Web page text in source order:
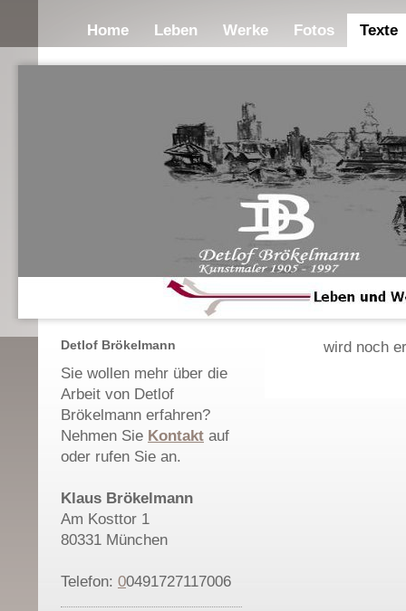
Home Leben Werke Fotos Texte
Detlof Brökelmann
Sie wollen mehr über die
Arbeit von Detlof
Brökelmann erfahren?
Nehmen Sie Kontakt auf
oder rufen Sie an.
Klaus Brökelmann
Am Kosttor 1
80331 München
Telefon: 00491727117006
wird noch